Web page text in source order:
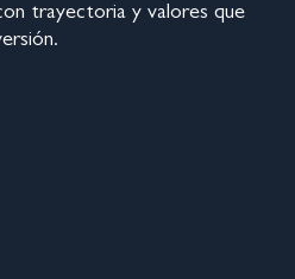
trayectoria y valores que